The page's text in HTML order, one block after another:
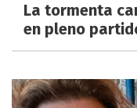
La tormenta
en pleno